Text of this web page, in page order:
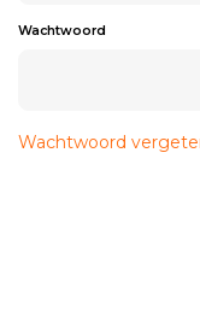
Wachtwoord
Wachtwoord